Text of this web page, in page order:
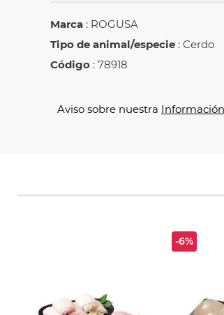
Marca : ROGUSA
Tipo de animal/especie : Cerdo
Código : 78918
Aviso sobre nuestra
-6%